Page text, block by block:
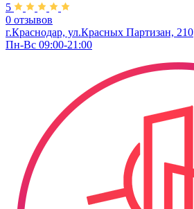
5
0 отзывов
г.Краснодар, ул.Красных Партизан, 210
Пн-Вс 09:00-21:00